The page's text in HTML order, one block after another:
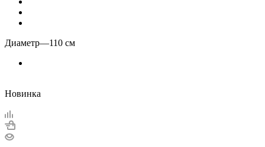
Диаметр—110 см
Новинка